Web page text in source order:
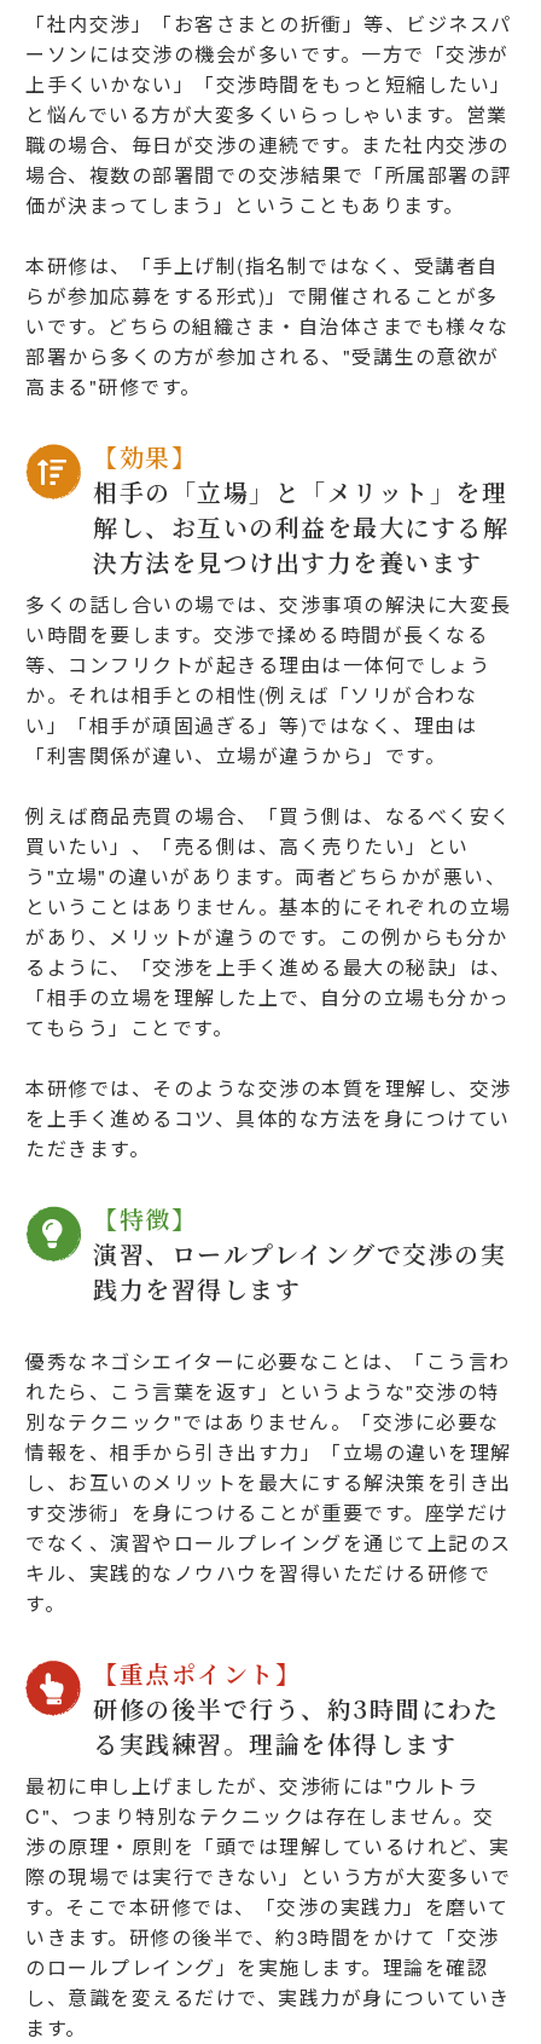
「社内交渉」「お客さまとの折衝」等、ビジネスパ
ーソンには交渉の機会が多いです。一方で「交渉が
上手くいかない」「交渉時間をもっと短縮したい」
と悩んでいる方が大変多くいらっしゃいます。営業
職の場合、毎日が交渉の連続です。また社内交渉の
場合、複数の部署間での交渉結果で「所属部署の評
価が決まってしまう」ということもあります。
本研修は、「手上げ制(指名制ではなく、受講者自
らが参加応募をする形式)」で開催されることが多
いです。どちらの組織さま・自治体さまでも様々な
部署から多くの方が参加される、"受講生の意欲が
高まる"研修です。
【効果】
相手の「立場」と「メリット」を理
解し、お互いの利益を最大にする解
決方法を見つけ出す力を養います
多くの話し合いの場では、交渉事項の解決に大変長
い時間を要します。交渉で揉める時間が長くなる
等、コンフリクトが起きる理由は一体何でしょう
か。それは相手との相性(例えば「ソリが合わな
い」「相手が頑固過ぎる」等)ではなく、理由は
「利害関係が違い、立場が違うから」です。
例えば商品売買の場合、「買う側は、なるべく安く
買いたい」、「売る側は、高く売りたい」とい
う"立場"の違いがあります。両者どちらかが悪い、
ということはありません。基本的にそれぞれの立場
があり、メリットが違うのです。この例からも分か
るように、「交渉を上手く進める最大の秘訣」は、
「相手の立場を理解した上で、自分の立場も分かっ
てもらう」ことです。
本研修では、そのような交渉の本質を理解し、交渉
を上手く進めるコツ、具体的な方法を身につけてい
ただきます。
【特徴】
演習、ロールプレイングで交渉の実
践力を習得します
優秀なネゴシエイターに必要なことは、「こう言わ
れたら、こう言葉を返す」というような"交渉の特
別なテクニック"ではありません。「交渉に必要な
情報を、相手から引き出す力」「立場の違いを理解
し、お互いのメリットを最大にする解決策を引き出
す交渉術」を身につけることが重要です。座学だけ
でなく、演習やロールプレイングを通じて上記のス
キル、実践的なノウハウを習得いただける研修で
す。
【重点ポイント】
研修の後半で行う、約3時間にわた
る実践練習。理論を体得します
最初に申し上げましたが、交渉術には"ウルトラ
C"、つまり特別なテクニックは存在しません。交
渉の原理・原則を「頭では理解しているけれど、実
際の現場では実行できない」という方が大変多いで
す。そこで本研修では、「交渉の実践力」を磨いて
いきます。研修の後半で、約3時間をかけて「交渉
のロールプレイング」を実施します。理論を確認
し、意識を変えるだけで、実践力が身についていき
ます。